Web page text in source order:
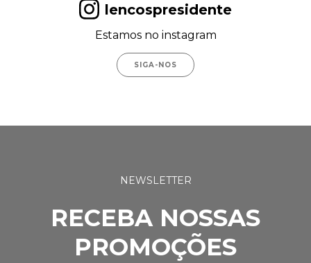
lencospresidente
Estamos no instagram
SIGA-NOS
NEWSLETTER
RECEBA NOSSAS
PROMOÇÕES